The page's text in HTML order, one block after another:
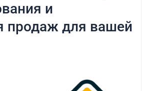
и
продаж для вашей